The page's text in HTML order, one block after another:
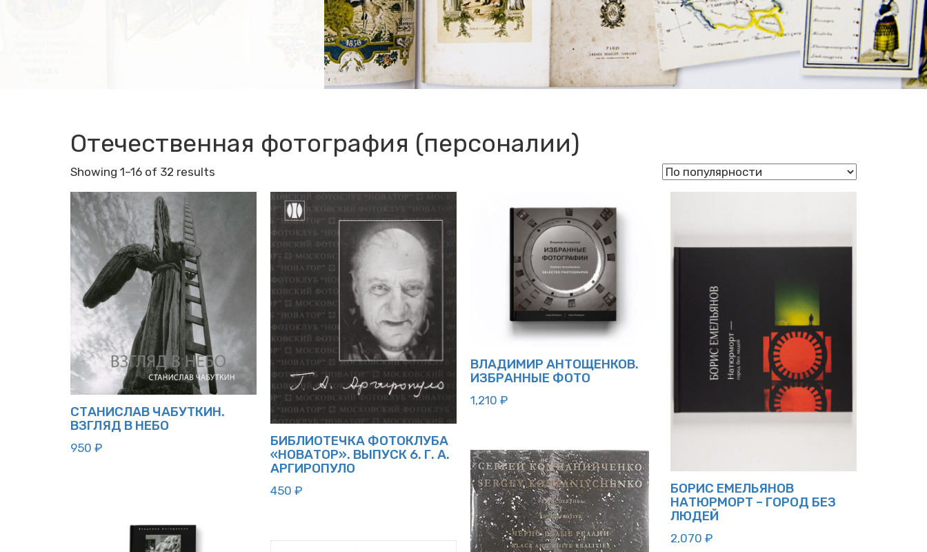
Отечественная фотография (персоналии)
Showing 1–16 of 32 results
СТАНИСЛАВ ЧАБУТКИН.
ВЗГЛЯД В НЕБО
950 ₽
БИБЛИОТЕЧКА ФОТОКЛУБА
«НОВАТОР». ВЫПУСК 6. Г. А.
АРГИРОПУЛО
450 ₽
ВЛАДИМИР АНТОЩЕНКОВ.
ИЗБРАННЫЕ ФОТО
1,210 ₽
БОРИС ЕМЕЛЬЯНОВ
НАТЮРМОРТ – ГОРОД БЕЗ
ЛЮДЕЙ
2,070 ₽